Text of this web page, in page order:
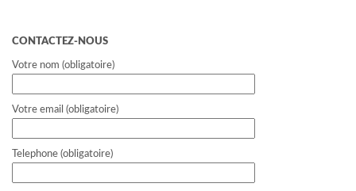
CONTACTEZ-NOUS
Votre nom (obligatoire)
Votre email (obligatoire)
Telephone (obligatoire)